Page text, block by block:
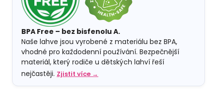
BPA Free – bez bisfenolu A.
Naše lahve jsou vyrobené z materiálu bez BPA,
vhodné pro každodenní používání. Bezpečnější
materiál, který rodiče u dětských lahví řeší
nejčastěji. Zjistit více →